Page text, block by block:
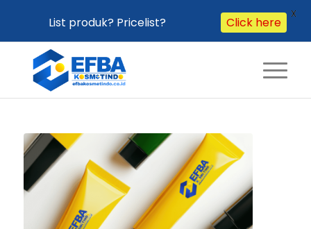
List produk? Pricelist? Click here
X